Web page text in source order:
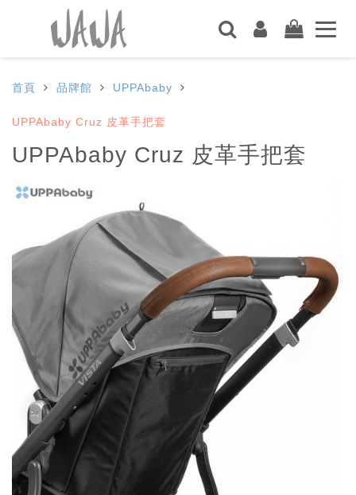
首頁 品牌館 UPPAbaby
UPPAbaby Cruz 皮革手把套
UPPAbaby Cruz 皮革手把套